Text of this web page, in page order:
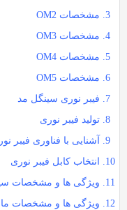
مشخصات OM2
مشخصات OM3
مشخصات OM4
مشخصات OM5
فیبر نوری سینگل مد
تولید فیبر نوری
آشنایی با فناوری فیبر
انتخاب کابل فیبر نوری
ویژگی ها و مشخصات
ویژگی ها و مشخصات